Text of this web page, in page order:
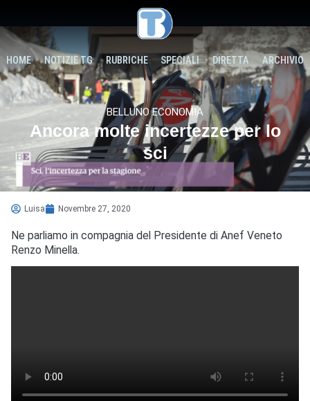
HOME NOTIZIE TG RUBRICHE SPECIALI DIRETTA ARCHIVIO
BELLUNO ECONOMIA
Ancora molte incertezze per lo
sci
Luisa Novembre 27, 2020
Ne parliamo in compagnia del Presidente di Anef Veneto
Renzo Minella.